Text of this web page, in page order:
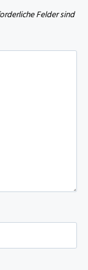
Felder sind